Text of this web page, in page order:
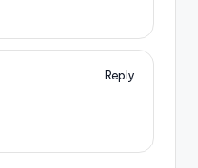
Reply